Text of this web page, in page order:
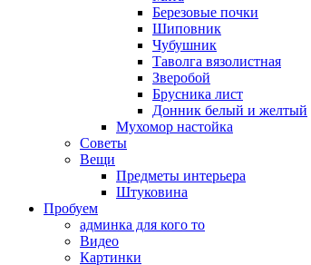
Березовые почки
Шиповник
Чубушник
Таволга вязолистная
Зверобой
Брусника лист
Донник белый и желтый
Мухомор настойка
Советы
Вещи
Предметы интерьера
Штуковина
Пробуем
админка для кого то
Видео
Картинки